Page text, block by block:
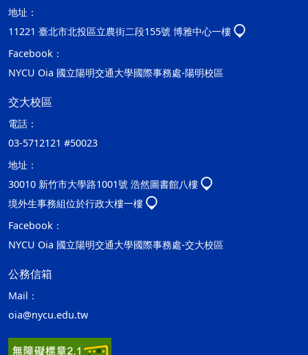
地址：
11221 臺北市北投區立農街二段155號 博雅中心一樓
Facebook：
NYCU Oia 國立陽明交通大學國際事務處-陽明校區
交大校區
電話：
03-5712121 #50023
地址：
30010 新竹市大學路1001號 浩然圖書館八樓
境外生事務組位於行政大樓一樓
Facebook：
NYCU Oia 國立陽明交通大學國際事務處-交大校區
公務信箱
Mail：
oia@nycu.edu.tw